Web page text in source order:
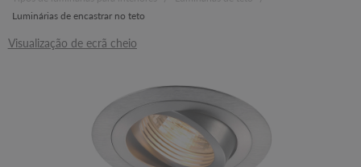
Luminárias de encastrar no teto
Visualização de ecrã cheio